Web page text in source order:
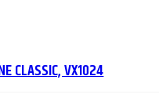
VX1024